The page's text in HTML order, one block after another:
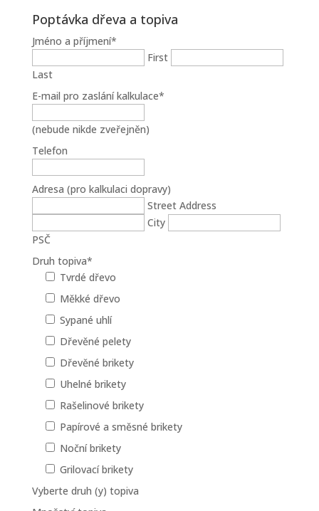
Poptávka dřeva a topiva
Jméno a příjmení*
First
Last
E-mail pro zaslání kalkulace*
(nebude nikde zveřejněn)
Telefon
Adresa (pro kalkulaci dopravy)
Street Address
City
PSČ
Druh topiva*
Tvrdé dřevo
Měkké dřevo
Sypané uhlí
Dřevěné pelety
Dřevěné brikety
Uhelné brikety
Rašelinové brikety
Papírové a směsné brikety
Noční brikety
Grilovací brikety
Vyberte druh (y) topiva